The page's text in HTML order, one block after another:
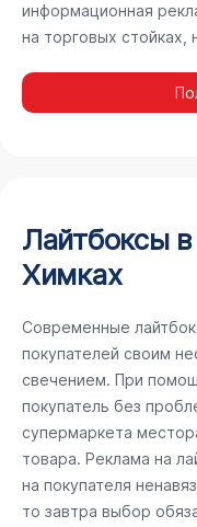
информационная
на торговых стойках,
Лайтбоксы
Химках
Современные
покупателей своим
свечением. При
покупатель без
супермаркета
товара. Реклама на
на покупателя
то завтра выбор